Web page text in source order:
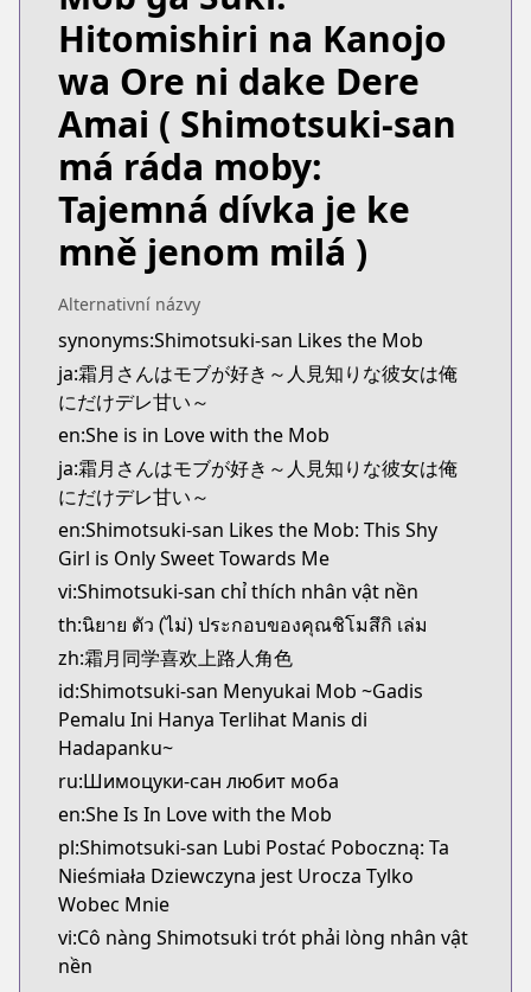
https://comicride.jp/series/b375235835e02?s=1
Kitsu
https://kitsu.app/manga/shimotsuki-san-wa-mob-
CDJapan
CDJapan
https://www.anime-planet.com/manga/https://
MangaUpdates
MangaUpdates
https://www.mangaupdates.com/
novelUpdates
novelUpdates
https://www.novelupdates.com/series/
Book☆Walker
Book☆Walker
https://bookwalker.jp/series/418920/list
Hitomishiri na Kanojo
wa Ore ni dake Dere
Amai ( Shimotsuki-san
má ráda moby:
Tajemná dívka je ke
mně jenom milá )
Alternativní názvy
synonyms:Shimotsuki-san Likes the Mob
ja:霜月さんはモブが好き～人見知りな彼女は俺
にだけデレ甘い～
en:She is in Love with the Mob
ja:霜月さんはモブが好き～人見知りな彼女は俺
にだけデレ甘い～
en:Shimotsuki-san Likes the Mob: This Shy
Girl is Only Sweet Towards Me
vi:Shimotsuki-san chỉ thích nhân vật nền
th:นิยาย ตัว (ไม่) ประกอบของคุณชิโมสึกิ เล่ม
zh:霜月同学喜欢上路人角色
id:Shimotsuki-san Menyukai Mob ~Gadis
Pemalu Ini Hanya Terlihat Manis di
Hadapanku~
ru:Шимоцуки-сан любит моба
en:She Is In Love with the Mob
pl:Shimotsuki-san Lubi Postać Poboczną: Ta
Nieśmiała Dziewczyna jest Urocza Tylko
Wobec Mnie
vi:Cô nàng Shimotsuki trót phải lòng nhân vật
nền